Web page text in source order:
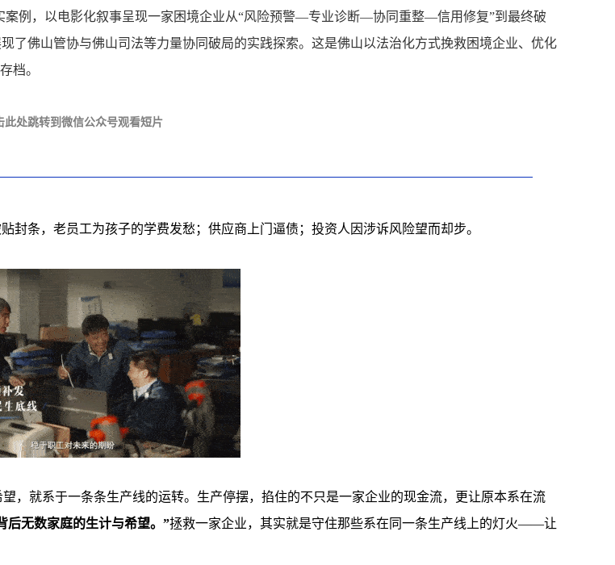
案例，以电影化叙事呈现一家困境企业从“风险预警—专业诊断—协同重整—信用修复”到最终破
了佛山管协与佛山司法等力量协同破局的实践探索。这是佛山以法治化方式挽救困境企业、优化
档。
此处跳转到微信公众号观看短片
封条，老员工为孩子的学费发愁；供应商上门逼债；投资人因涉诉风险望而却步。
，就系于一条条生产线的运转。生产停摆，掐住的不只是一家企业的现金流，更让原本系在流
后无数家庭的生计与希望。”拯救一家企业，其实就是守住那些系在同一条生产线上的灯火——让